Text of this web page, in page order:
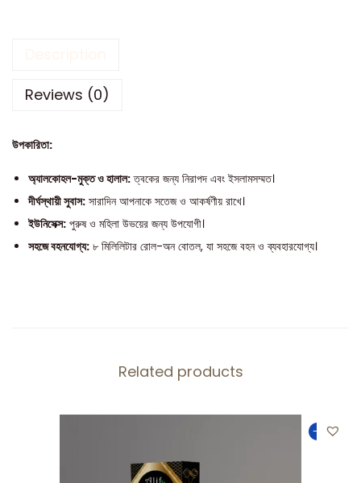
Reviews (0)
উপকারিতা:
অ্যালকোহল-মুক্ত ও হালাল:ত্বকের জন্য নিরাপদ এবং ইসলামসম্মত।
দীর্ঘস্থায়ী সুবাস: সারাদিন আপনাকে সতেজ ও আকর্ষণীয় রাখে।
ইউনিসেক্স: পুরুষ ও মহিলা উভয়ের জন্য উপযোগী।
সহজে বহনযোগ্য: ৮ মিলিলিটার রোল-অন বোতল, যা সহজে বহন ও ব্যবহারযোগ্য।
Related products
-33%